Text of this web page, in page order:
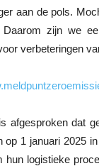
aan de pols.
zijn we
verbeteringen
afgesproken dat
1 januari 2025
hun logistieke